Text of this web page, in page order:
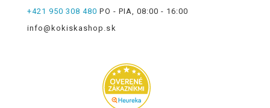
+421 950 308 480 PO - PIA, 08:00 - 16:00
info@kokiskashop.sk